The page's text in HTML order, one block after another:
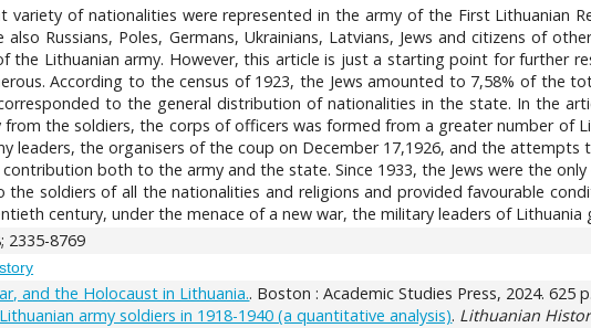
variety of nationalities were represented in the army of the First Lithuanian
also Russians, Poles, Germans, Ukrainians, Latvians, Jews and citizens of
the Lithuanian army. However, this article is just a starting point for further
According to the census of 1923, the Jews amounted to 7,58% of the
to the general distribution of nationalities in the state. In the
from the soldiers, the corps of officers was formed from a greater number of
leaders, the organisers of the coup on December 17,1926, and the
both to the army and the state. Since 1933, the Jews were the
the soldiers of all the nationalities and religions and provided favourable
century, under the menace of a new war, the military leaders of Lithuania
2335-8769
and the Holocaust in Lithuania.. Boston : Academic Studies Press, 2024. 625 p.
army soldiers in 1918-1940 (a quantitative analysis). Lithuanian